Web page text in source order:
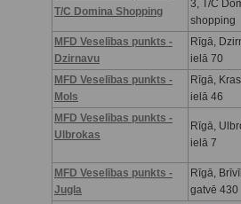
T/C Domina Shopping
3, T/C
shopping
MFD Veselības punkts -
Dzirnavu
Rīgā,
ielā 70
MFD Veselības punkts -
Mols
Rīgā,
ielā 46
MFD Veselības punkts -
Ulbrokas
Rīgā,
ielā 7
MFD Veselības punkts -
Jugla
Rīgā,
gatvē 430